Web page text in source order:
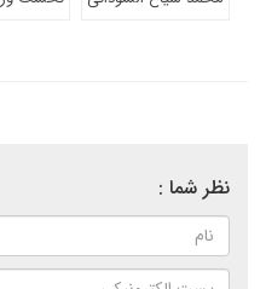
نظر شما :